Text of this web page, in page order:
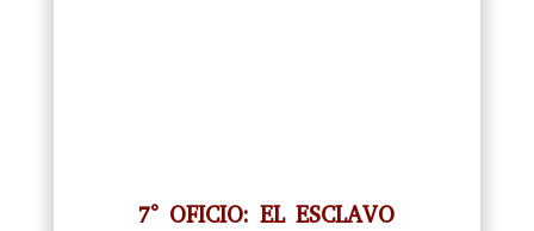
7° OFICIO: EL ESCLAVO